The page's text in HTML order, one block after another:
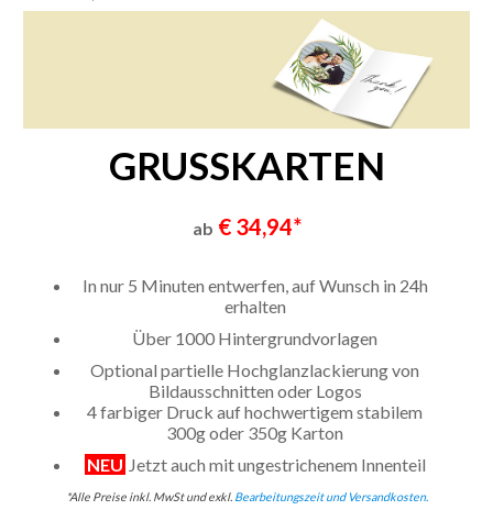
GRUSSKARTEN
ab € 34,94*
In nur 5 Minuten entwerfen, auf Wunsch in 24h
erhalten
Über 1000 Hintergrundvorlagen
Optional partielle Hochglanzlackierung von
Bildausschnitten oder Logos
4 farbiger Druck auf hochwertigem stabilem
300g oder 350g Karton
NEU Jetzt auch mit ungestrichenem Innenteil
*Alle Preise inkl. MwSt und exkl. Bearbeitungszeit und Versandkosten.